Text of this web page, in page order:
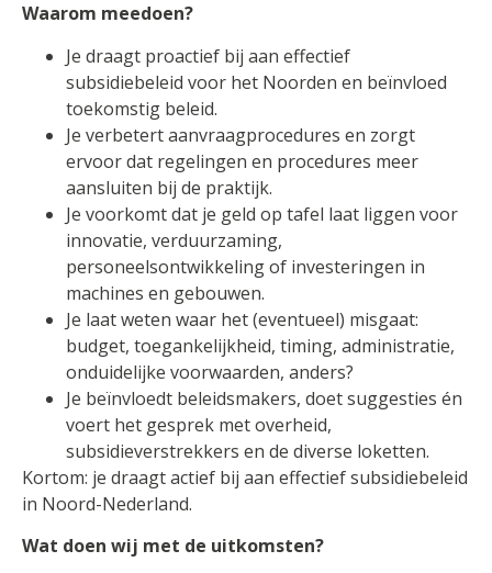
Waarom meedoen?
Je draagt proactief bij aan effectief
subsidiebeleid voor het Noorden en beïnvloed
toekomstig beleid.
Je verbetert aanvraagprocedures en zorgt
ervoor dat regelingen en procedures meer
aansluiten bij de praktijk.
Je voorkomt dat je geld op tafel laat liggen voor
innovatie, verduurzaming,
personeelsontwikkeling of investeringen in
machines en gebouwen.
Je laat weten waar het (eventueel) misgaat:
budget, toegankelijkheid, timing, administratie,
onduidelijke voorwaarden, anders?
Je beïnvloedt beleidsmakers, doet suggesties én
voert het gesprek met overheid,
subsidieverstrekkers en de diverse loketten.
Kortom: je draagt actief bij aan effectief subsidiebeleid
in Noord-Nederland.
Wat doen wij met de uitkomsten?